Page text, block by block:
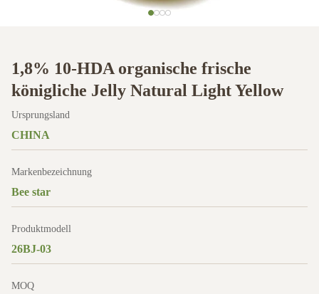
1,8% 10-HDA organische frische
königliche Jelly Natural Light Yellow
Ursprungsland
CHINA
Markenbezeichnung
Bee star
Produktmodell
26BJ-03
MOQ